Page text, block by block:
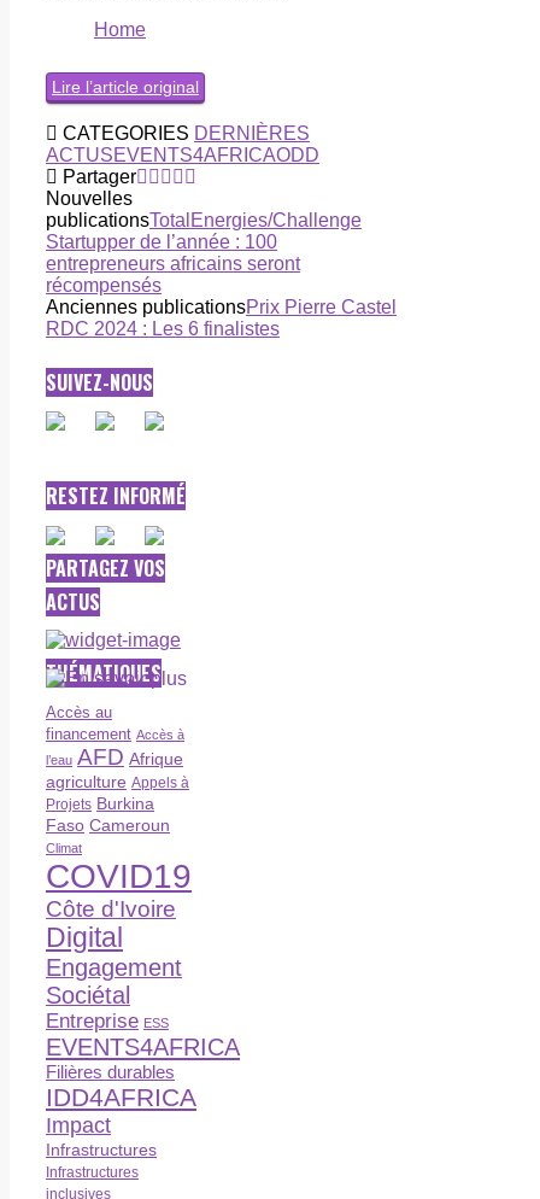
Home
Lire l’article original
CATEGORIES DERNIÈRES
ACTUSEVENTS4AFRICAODD
Partager
Nouvelles
publicationsTotalEnergies/Challenge
Startupper de l’année : 100
entrepreneurs africains seront
récompensés
Anciennes publicationsPrix Pierre Castel
RDC 2024 : Les 6 finalistes
SUIVEZ-NOUS
RESTEZ INFORMÉ
PARTAGEZ VOS
ACTUS
THÉMATIQUES
Accès au
financement Accès à
l’eau AFD Afrique
agriculture Appels à
Projets Burkina
Faso Cameroun
Climat
COVID19
Côte d'Ivoire
Digital
Engagement
Sociétal
Entreprise ESS
EVENTS4AFRICA
Filières durables
IDD4AFRICA
Impact
Infrastructures
Infrastructures
inclusives